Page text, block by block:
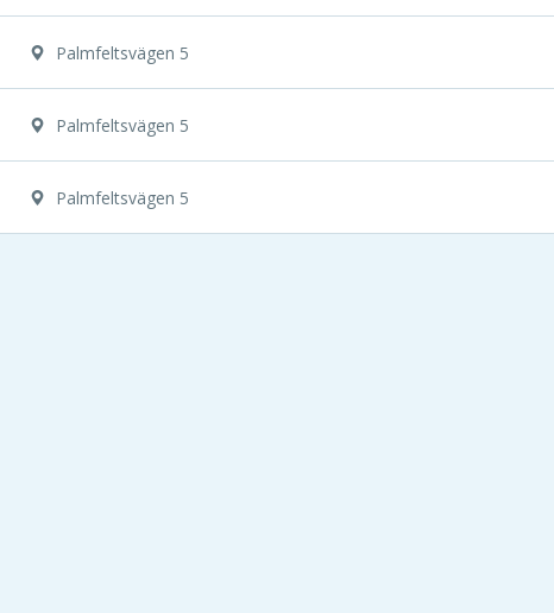
Palmfeltsvägen 5
Palmfeltsvägen 5
Palmfeltsvägen 5